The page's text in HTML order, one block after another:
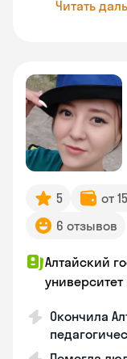
Читать
5 от
6 отзывов
Алтайский
университет
Окончила